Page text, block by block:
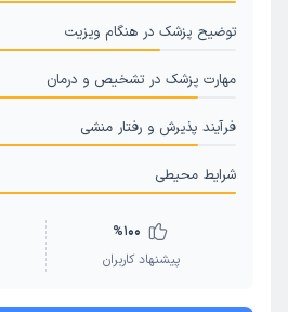
توضیح پزشک در هنگام ویزیت
مهارت پزشک در تشخیص و درمان
فرآیند پذیرش و رفتار منشی
شرایط محیطی
%100
پیشنهاد کاربران